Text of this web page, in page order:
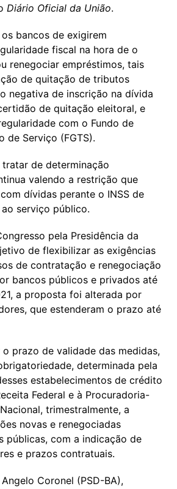
Diário Oficial da União.
bancos de exigirem
fiscal na hora de o
renegociar empréstimos, tais
de quitação de tributos
negativa de inscrição na dívida
de quitação eleitoral, e
com o Fundo de
de Serviço (FGTS).
de determinação
valendo a restrição que
dívidas perante o INSS de
serviço público.
pela Presidência da
de flexibilizar as exigências
de contratação e renegociação
bancos públicos e privados até
a proposta foi alterada por
que estenderam o prazo até
prazo de validade das medidas,
determinada pela
estabelecimentos de crédito
Federal e à Procuradoria-
trimestralmente, a
novas e renegociadas
públicas, com a indicação de
e prazos contratuais.
Coronel (PSD-BA),